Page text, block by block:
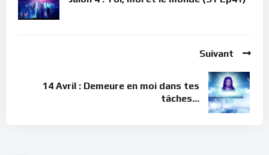
Suivant
14 Avril : Demeure en moi dans tes
tâches…